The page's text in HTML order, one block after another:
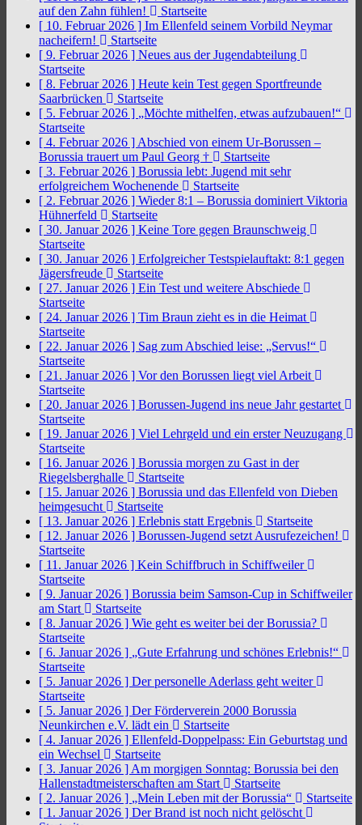
auf den Zahn fühlen!
Startseite
[ 10. Februar 2026 ] Im Ellenfeld seinem Vorbild Neymar
nacheifern!
Startseite
[ 9. Februar 2026 ] Neues aus der Jugendabteilung
Startseite
[ 8. Februar 2026 ] Heute kein Test gegen Sportfreunde
Saarbrücken
Startseite
[ 5. Februar 2026 ] „Möchte mithelfen, etwas aufzubauen!“
Startseite
[ 4. Februar 2026 ] Abschied von einem Ur-Borussen –
Borussia trauert um Paul Georg †
Startseite
[ 3. Februar 2026 ] Borussia lebt: Jugend mit sehr
erfolgreichem Wochenende
Startseite
[ 2. Februar 2026 ] Wieder 8:1 – Borussia dominiert Viktoria
Hühnerfeld
Startseite
[ 30. Januar 2026 ] Keine Tore gegen Braunschweig
Startseite
[ 30. Januar 2026 ] Erfolgreicher Testspielauftakt: 8:1 gegen
Jägersfreude
Startseite
[ 27. Januar 2026 ] Ein Test und weitere Abschiede
Startseite
[ 24. Januar 2026 ] Tim Braun zieht es in die Heimat
Startseite
[ 22. Januar 2026 ] Sag zum Abschied leise: „Servus!“
Startseite
[ 21. Januar 2026 ] Vor den Borussen liegt viel Arbeit
Startseite
[ 20. Januar 2026 ] Borussen-Jugend ins neue Jahr gestartet
Startseite
[ 19. Januar 2026 ] Viel Lehrgeld und ein erster Neuzugang
Startseite
[ 16. Januar 2026 ] Borussia morgen zu Gast in der
Riegelsberghalle
Startseite
[ 15. Januar 2026 ] Borussia und das Ellenfeld von Dieben
heimgesucht
Startseite
[ 13. Januar 2026 ] Erlebnis statt Ergebnis
Startseite
[ 12. Januar 2026 ] Borussen-Jugend setzt Ausrufezeichen!
Startseite
[ 11. Januar 2026 ] Kein Schiffbruch in Schiffweiler
Startseite
[ 9. Januar 2026 ] Borussia beim Samson-Cup in Schiffweiler
am Start
Startseite
[ 8. Januar 2026 ] Wie geht es weiter bei der Borussia?
Startseite
[ 6. Januar 2026 ] „Gute Erfahrung und schönes Erlebnis!“
Startseite
[ 5. Januar 2026 ] Der personelle Aderlass geht weiter
Startseite
[ 5. Januar 2026 ] Der Förderverein 2000 Borussia
Neunkirchen e.V. lädt ein
Startseite
[ 4. Januar 2026 ] Ellenfeld-Doppelpass: Ein Geburtstag und
ein Wechsel
Startseite
[ 3. Januar 2026 ] Am morgigen Sonntag: Borussia bei den
Hallenstadtmeisterschaften am Start
Startseite
[ 2. Januar 2026 ] „Mein Leben mit der Borussia“
Startseite
[ 1. Januar 2026 ] Der Brand ist noch nicht gelöscht